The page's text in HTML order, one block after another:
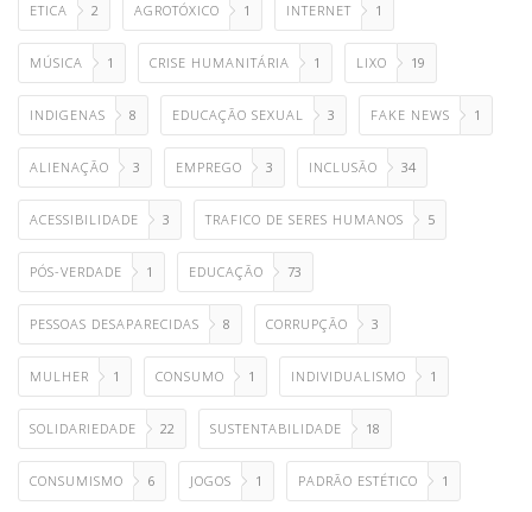
ETICA 2 AGROTÓXICO 1 INTERNET 1
MÚSICA 1 CRISE HUMANITÁRIA 1 LIXO 19
INDIGENAS 8 EDUCAÇÃO SEXUAL 3 FAKE NEWS 1
ALIENAÇÃO 3 EMPREGO 3 INCLUSÃO 34
ACESSIBILIDADE 3 TRAFICO DE SERES HUMANOS 5
PÓS-VERDADE 1 EDUCAÇÃO 73
PESSOAS DESAPARECIDAS 8 CORRUPÇÃO 3
MULHER 1 CONSUMO 1 INDIVIDUALISMO 1
SOLIDARIEDADE 22 SUSTENTABILIDADE 18
CONSUMISMO 6 JOGOS 1 PADRÃO ESTÉTICO 1